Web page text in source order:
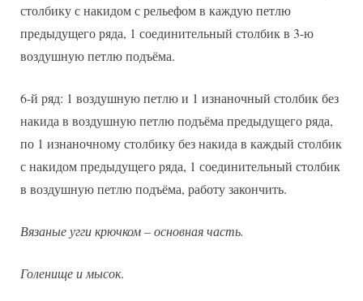
столбику с накидом с рельефом в каждую петлю
предыдущего ряда, 1 соединительный столбик в 3-ю
воздушную петлю подъёма.
6-й ряд: 1 воздушную петлю и 1 изнаночный столбик без
накида в воздушную петлю подъёма предыдущего ряда,
по 1 изнаночному столбику без накида в каждый столбик
с накидом предыдущего ряда, 1 соединительный столбик
в воздушную петлю подъёма, работу закончить.
Вязаные угги крючком – основная часть.
Голенище и мысок.